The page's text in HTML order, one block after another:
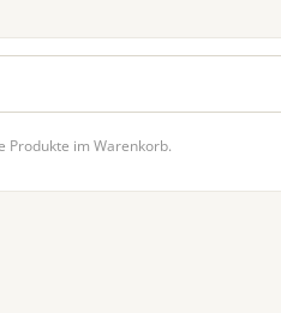
Produkte im Warenkorb.